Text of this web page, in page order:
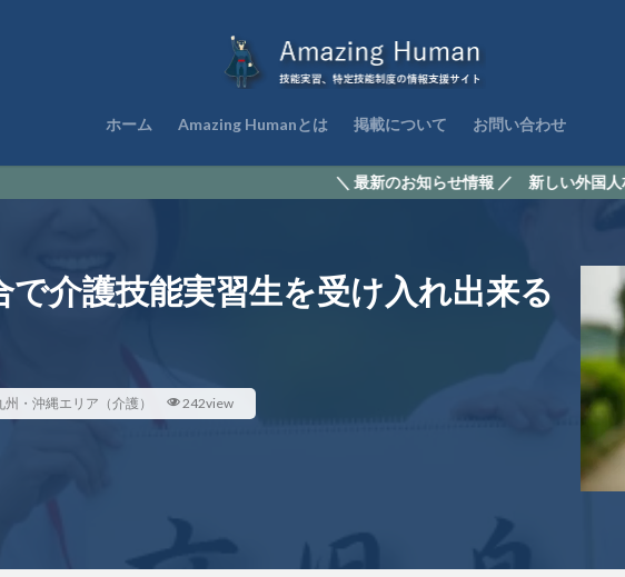
ホーム Amazing Humanとは 掲載について お問い合わせ
＼ 最新のお知らせ情報 ／ 新しい外国人材の受入れ『育成
で介護技能実習生を受け入れ出来る
州・沖縄エリア（介護） 242view